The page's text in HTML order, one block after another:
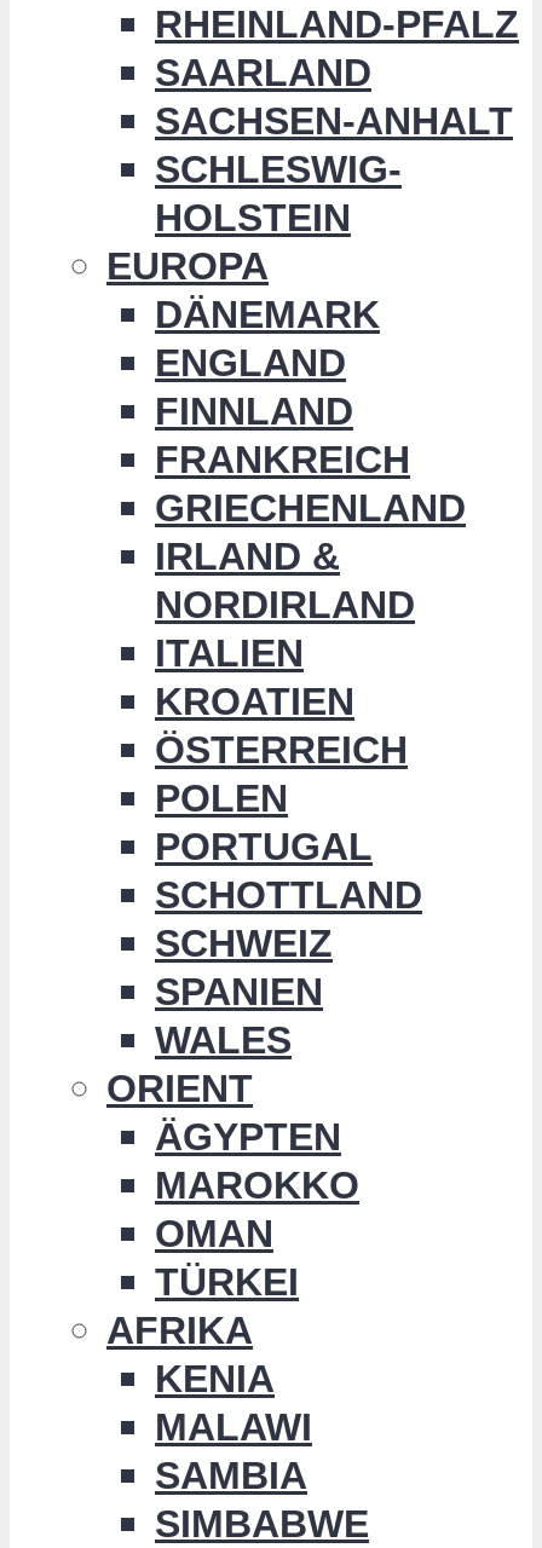
RHEINLAND-PFALZ
SAARLAND
SACHSEN-ANHALT
SCHLESWIG-
HOLSTEIN
EUROPA
DÄNEMARK
ENGLAND
FINNLAND
FRANKREICH
GRIECHENLAND
IRLAND &
NORDIRLAND
ITALIEN
KROATIEN
ÖSTERREICH
POLEN
PORTUGAL
SCHOTTLAND
SCHWEIZ
SPANIEN
WALES
ORIENT
ÄGYPTEN
MAROKKO
OMAN
TÜRKEI
AFRIKA
KENIA
MALAWI
SAMBIA
SIMBABWE